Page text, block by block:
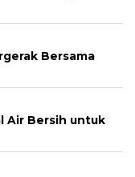
Bersama
Air Bersih untuk